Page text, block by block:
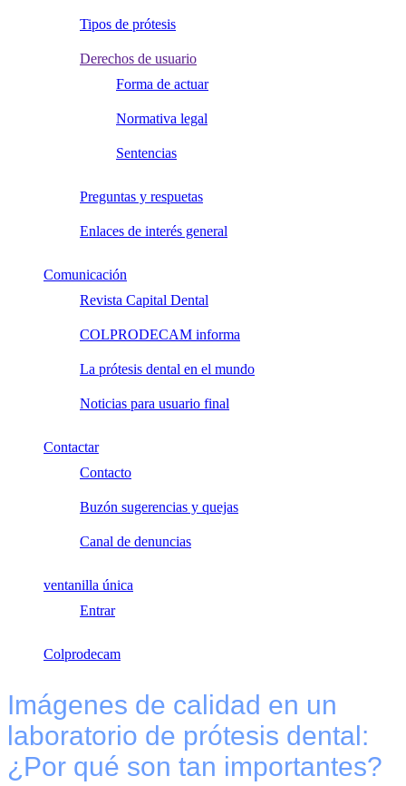
Tipos de prótesis
Derechos de usuario
Forma de actuar
Normativa legal
Sentencias
Preguntas y respuetas
Enlaces de interés general
Comunicación
Revista Capital Dental
COLPRODECAM informa
La prótesis dental en el mundo
Noticias para usuario final
Contactar
Contacto
Buzón sugerencias y quejas
Canal de denuncias
ventanilla única
Entrar
Colprodecam
Imágenes de calidad en un
laboratorio de prótesis dental:
¿Por qué son tan importantes?